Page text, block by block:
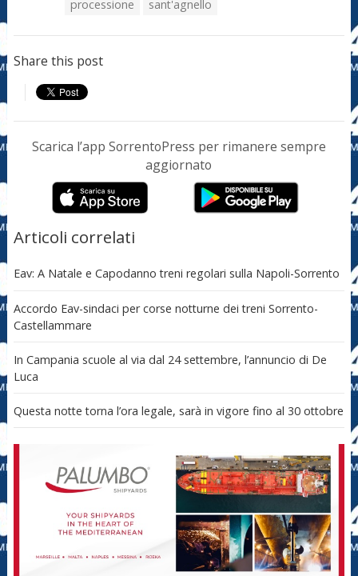
processione sant'agnello
Share this post
Scarica l’app SorrentoPress per rimanere sempre
aggiornato
Articoli correlati
Eav: A Natale e Capodanno treni regolari sulla Napoli-Sorrento
Accordo Eav-sindaci per corse notturne dei treni Sorrento-
Castellammare
In Campania scuole al via dal 24 settembre, l’annuncio di De
Luca
Questa notte torna l’ora legale, sarà in vigore fino al 30 ottobre